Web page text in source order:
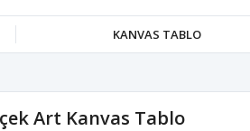
KANVAS TABLO
Art Kanvas Tablo